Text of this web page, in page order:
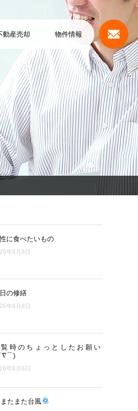
動産売却 物件情報
に食べたいもの
年8月8日
の修繕
年8月8日
覧時のちょっとしたお願い
年8月6日
またまた台風